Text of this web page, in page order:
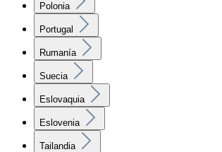
Polonia
Portugal
Rumanía
Suecia
Eslovaquia
Eslovenia
Tailandia